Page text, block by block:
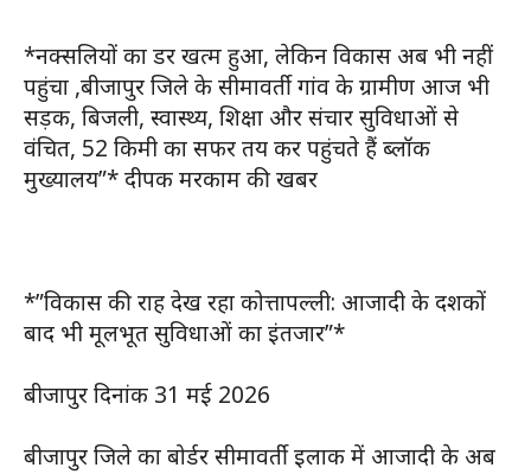
*नक्सलियों का डर खत्म हुआ, लेकिन विकास अब भी नहीं
पहुंचा ,बीजापुर जिले के सीमावर्ती गांव के ग्रामीण आज भी
सड़क, बिजली, स्वास्थ्य, शिक्षा और संचार सुविधाओं से
वंचित, 52 किमी का सफर तय कर पहुंचते हैं ब्लॉक
मुख्यालय”* दीपक मरकाम की खबर
*”विकास की राह देख रहा कोत्तापल्ली: आजादी के दशकों
बाद भी मूलभूत सुविधाओं का इंतजार”*
बीजापुर दिनांक 31 मई 2026
बीजापुर जिले का बोर्डर सीमावर्ती इलाक में आजादी के अब